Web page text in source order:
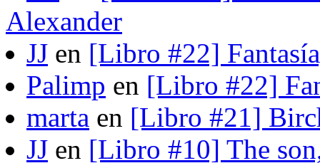
Alexander
JJ en [Libro #22]
Palimp en [Libro #22]
marta en [Libro #21]
JJ en [Libro #10] The